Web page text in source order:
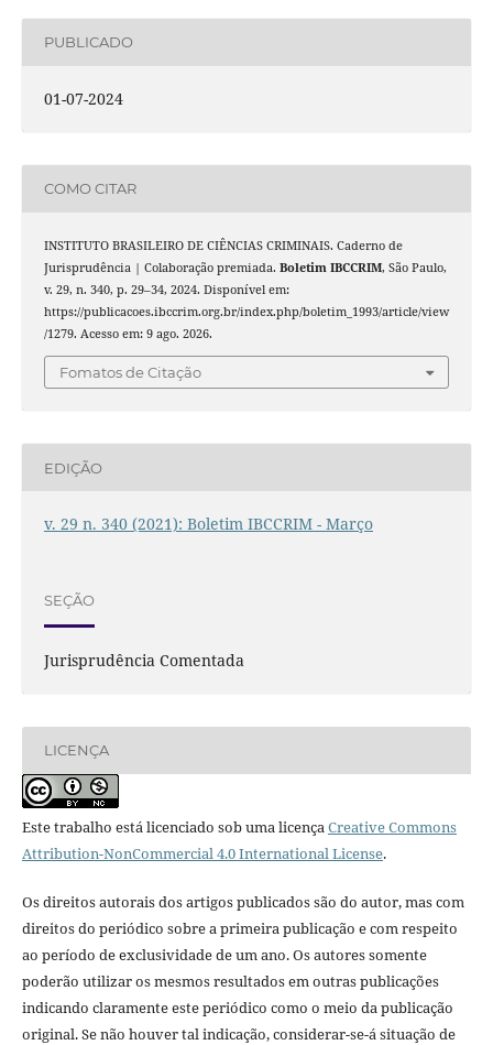
PUBLICADO
01-07-2024
COMO CITAR
INSTITUTO BRASILEIRO DE CIÊNCIAS CRIMINAIS. Caderno de
Jurisprudência | Colaboração premiada. Boletim IBCCRIM, São Paulo,
v. 29, n. 340, p. 29–34, 2024. Disponível em:
https://publicacoes.ibccrim.org.br/index.php/boletim_1993/article/view
/1279. Acesso em: 9 ago. 2026.
Fomatos de Citação
EDIÇÃO
v. 29 n. 340 (2021): Boletim IBCCRIM - Março
SEÇÃO
Jurisprudência Comentada
LICENÇA
Este trabalho está licenciado sob uma licençaCreative Commons
Attribution-NonCommercial 4.0 International License.
Os direitos autorais dos artigos publicados são do autor, mas com
direitos do periódico sobre a primeira publicação e com respeito
ao período de exclusividade de um ano. Os autores somente
poderão utilizar os mesmos resultados em outras publicações
indicando claramente este periódico como o meio da publicação
original. Se não houver tal indicação, considerar-se-á situação de